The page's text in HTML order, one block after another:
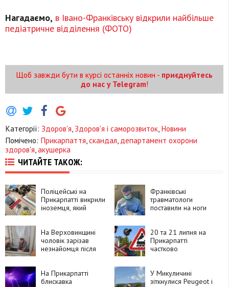
Нагадаємо, в Івано-Франківську відкрили найбільше
педіатричне відділення (ФОТО)
Щоб завжди бути в курсі останніх новин - приєднуйтесь
до нас у Telegram!
Категорії: Здоров'я, Здоров'я і саморозвиток, Новини
Помічено: Прикарпаття,скандал, департамент охорони
здоров'я,акушерка
ЧИТАЙТЕ ТАКОЖ:
Поліцейські на
Прикарпатті викрили
іноземця, який
Telegram і збував їх
покупцям
Франківські
травматологи
поставили на ноги
операції
На Верховинщині
чоловік зарізав
незнайомця після
намагався видати
вбивство за
20 та 21 липня на
Прикарпатті
частково
залізничні переїзди
На Прикарпатті
блискавка
У Микуличині
зіткнулися Peugeot і